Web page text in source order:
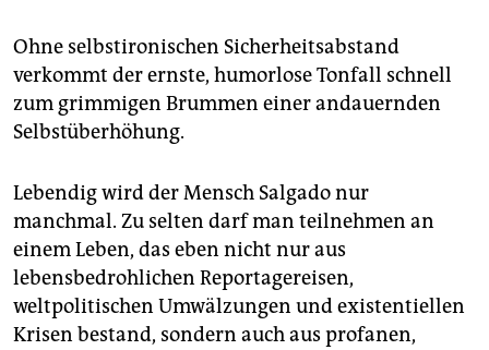
Ohne selbstironischen Sicherheitsabstand
verkommt der ernste, humorlose Tonfall schnell
zum grimmigen Brummen einer andauernden
Selbstüberhöhung.
Lebendig wird der Mensch Salgado nur
manchmal. Zu selten darf man teilnehmen an
einem Leben, das eben nicht nur aus
lebensbedrohlichen Reportagereisen,
weltpolitischen Umwälzungen und existentiellen
Krisen bestand, sondern auch aus profanen,